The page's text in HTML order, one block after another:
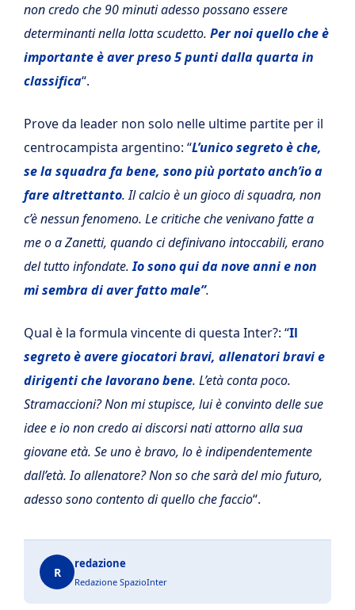
non credo che 90 minuti adesso possano essere
determinanti nella lotta scudetto. Per noi quello che è
importante è aver preso 5 punti dalla quarta in
classifica“.
Prove da leader non solo nelle ultime partite per il
centrocampista argentino: “L’unico segreto è che,
se la squadra fa bene, sono più portato anch’io a
fare altrettanto. Il calcio è un gioco di squadra, non
c’è nessun fenomeno. Le critiche che venivano fatte a
me o a Zanetti, quando ci definivano intoccabili, erano
del tutto infondate.Io sono qui da nove anni e non
mi sembra di aver fatto male”.
Qual è la formula vincente di questa Inter?: “Il
segreto è avere giocatori bravi, allenatori bravi e
dirigenti che lavorano bene. L’età conta poco.
Stramaccioni? Non mi stupisce, lui è convinto delle sue
idee e io non credo ai discorsi nati attorno alla sua
giovane età. Se uno è bravo, lo è indipendentemente
dall’età. Io allenatore? Non so che sarà del mio futuro,
adesso sono contento di quello che faccio“.
R
redazione
Redazione SpazioInter